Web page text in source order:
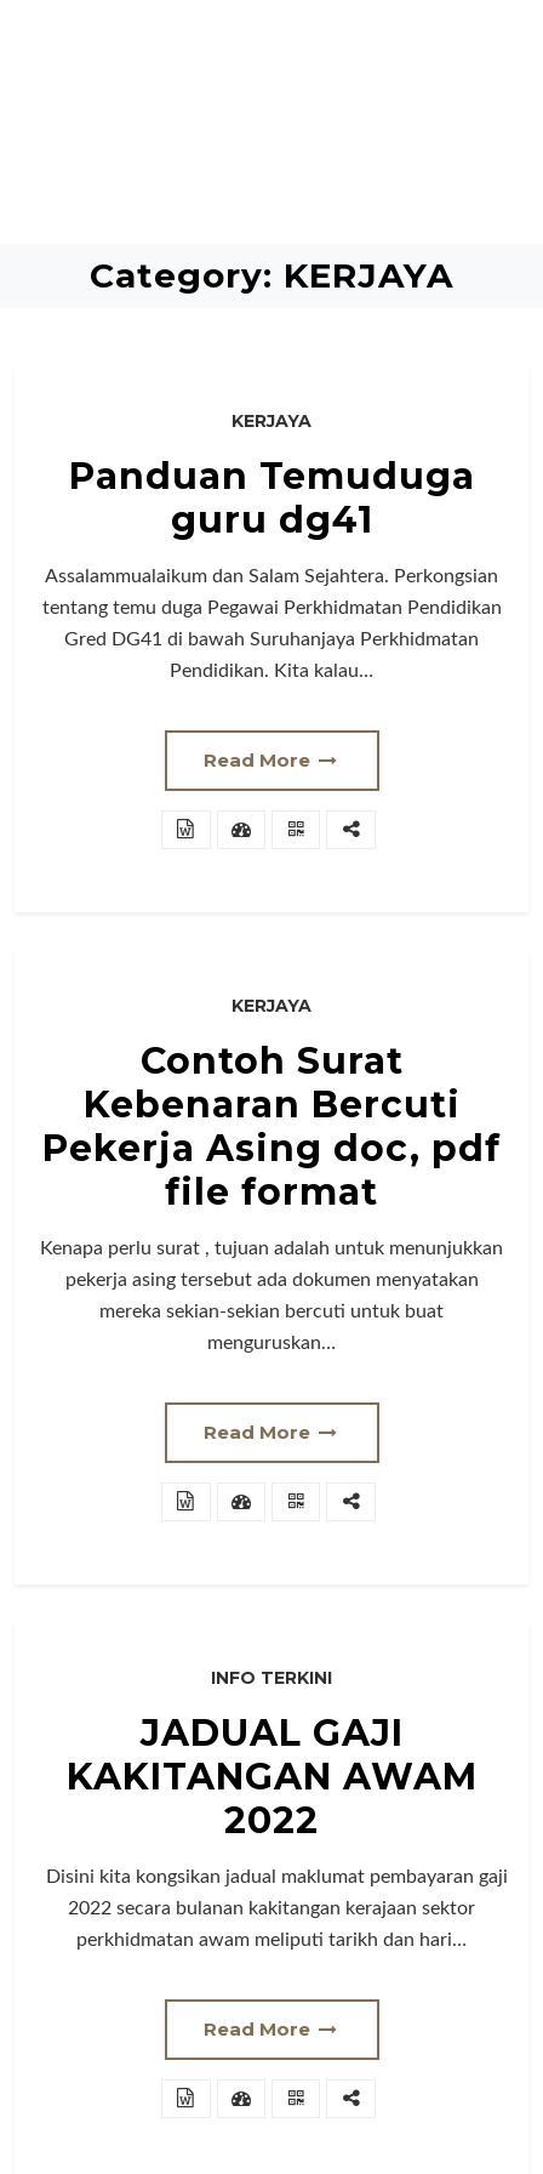
Category: KERJAYA
KERJAYA
Panduan Temuduga
guru dg41
Assalammualaikum dan Salam Sejahtera. Perkongsian
tentang temu duga Pegawai Perkhidmatan Pendidikan
Gred DG41 di bawah Suruhanjaya Perkhidmatan
Pendidikan. Kita kalau…
Read More
KERJAYA
Contoh Surat
Kebenaran Bercuti
Pekerja Asing doc, pdf
file format
Kenapa perlu surat , tujuan adalah untuk menunjukkan
pekerja asing tersebut ada dokumen menyatakan
mereka sekian-sekian bercuti untuk buat
menguruskan…
Read More
INFO TERKINI
JADUAL GAJI
KAKITANGAN AWAM
2022
Disini kita kongsikan jadual maklumat pembayaran gaji
2022 secara bulanan kakitangan kerajaan sektor
perkhidmatan awam meliputi tarikh dan hari…
Read More